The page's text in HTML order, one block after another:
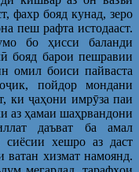
фахр бояд кунад, зеро
пеш рафта истодааст.
бо ҳисси баланди
бояд барои пешравии
омил боиси пайваста
пойдор мондани
ки ҷаҳони имрӯза паи
аз ҳамаи шаҳрвандони
даъват ба амал
хешро аз даст
ватан хизмат намоянд.